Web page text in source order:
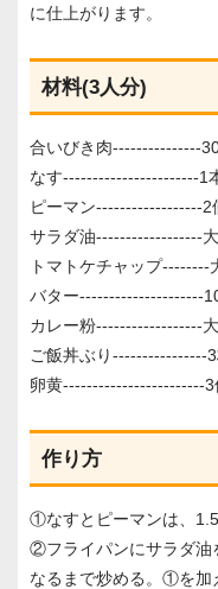
に仕上がります。
材料(3人分)
合いびき肉---------------
なす-----------------------1
ピーマン------------------2
サラダ油------------------
トマトケチャップ--------
バター---------------------
カレー粉------------------
ご飯丼ぶり----------------
卵黄------------------------3
作り方
①なすとピーマンは、
②フライパンにサラダ油
なるまで炒める。①を加